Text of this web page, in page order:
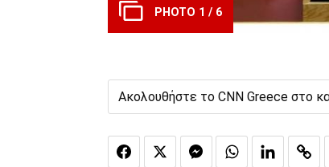
PHOTO 1 / 6
Ακολουθήστε το CNN Greece στο